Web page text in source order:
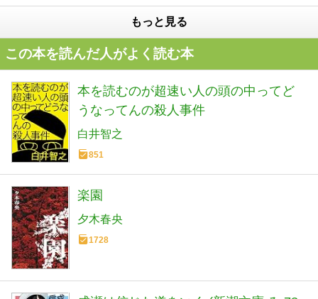
もっと見る
この本を読んだ人がよく読む本
本を読むのが超速い人の頭の中ってど
うなってんの殺人事件
白井智之
851
楽園
夕木春央
1728